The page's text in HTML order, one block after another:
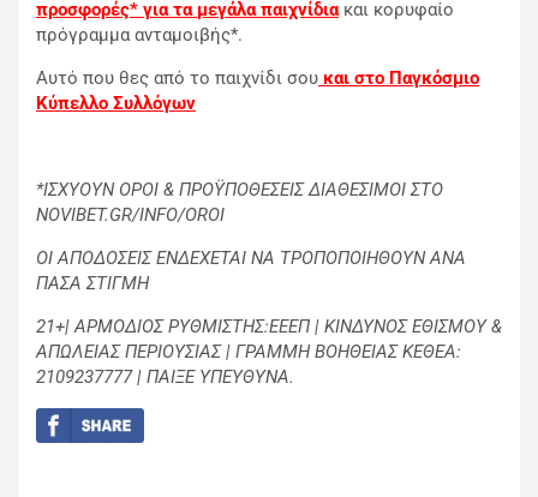
προσφορές* για τα μεγάλα παιχνίδιακαι κορυφαίο
πρόγραμμα ανταμοιβής*.
Αυτό που θες από το παιχνίδι σου και στο Παγκόσμιο
Κύπελλο Συλλόγων
*ΙΣΧΥΟΥΝ ΟΡΟΙ & ΠΡΟΫΠΟΘΕΣΕΙΣ ΔΙΑΘΕΣΙΜΟΙ ΣΤΟ
NOVIBET.GR/INFO/OROI
ΟΙ ΑΠΟΔΟΣΕΙΣ ΕΝΔΕΧΕΤΑΙ ΝΑ ΤΡΟΠΟΠΟΙΗΘΟΥΝ ΑΝΑ
ΠΑΣΑ ΣΤΙΓΜΗ
21+| ΑΡΜΟΔΙΟΣ ΡΥΘΜΙΣΤΗΣ:ΕΕΕΠ | ΚΙΝΔΥΝΟΣ ΕΘΙΣΜΟΥ &
ΑΠΩΛΕΙΑΣ ΠΕΡΙΟΥΣΙΑΣ | ΓΡΑΜΜΗ ΒΟΗΘΕΙΑΣ ΚΕΘΕΑ:
2109237777 | ΠΑΙΞΕ ΥΠΕΥΘΥΝΑ.